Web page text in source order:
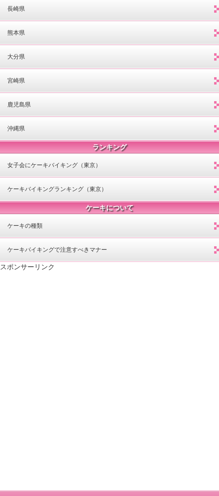
長崎県
熊本県
大分県
宮崎県
鹿児島県
沖縄県
ランキング
女子会にケーキバイキング（東京）
ケーキバイキングランキング（東京）
ケーキについて
ケーキの種類
ケーキバイキングで注意すべきマナー
スポンサーリンク